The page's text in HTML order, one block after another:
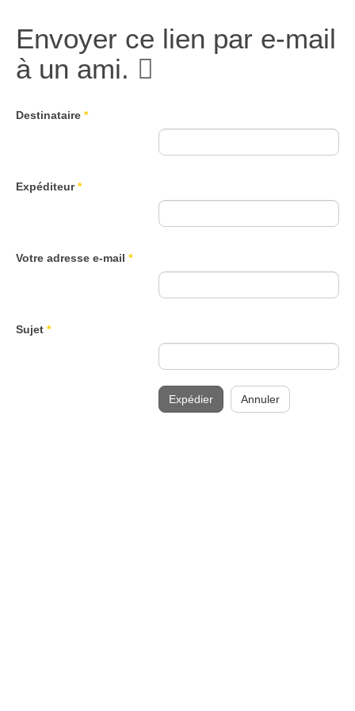
Envoyer ce lien par e-mail
à un ami.
Destinataire *
Expéditeur*
Votre adresse e-mail *
Sujet *
Expédier Annuler